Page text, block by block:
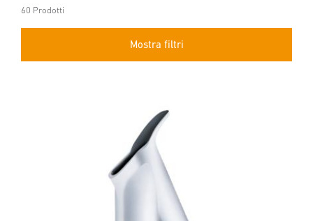
60 Prodotti
Mostra filtri